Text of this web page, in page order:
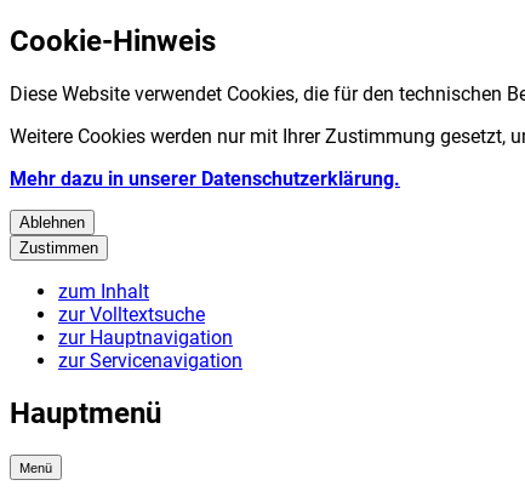
Cookie-Hinweis
Diese Website verwendet Cookies, die für den technischen
Weitere Cookies werden nur mit Ihrer Zustimmung gesetzt,
Mehr dazu in unserer Datenschutzerklärung.
Ablehnen
Zustimmen
zum Inhalt
zur Volltextsuche
zur Hauptnavigation
zur Servicenavigation
Hauptmenü
Menü